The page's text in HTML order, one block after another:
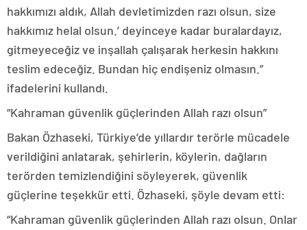
hakkımızı aldık, Allah devletimizden razı olsun, size
hakkımız helal olsun.’ deyinceye kadar buralardayız,
gitmeyeceğiz ve inşallah çalışarak herkesin hakkını
teslim edeceğiz. Bundan hiç endişeniz olmasın.”
ifadelerini kullandı.
“Kahraman güvenlik güçlerinden Allah razı olsun”
Bakan Özhaseki, Türkiye’de yıllardır terörle mücadele
verildiğini anlatarak, şehirlerin, köylerin, dağların
terörden temizlendiğini söyleyerek, güvenlik
güçlerine teşekkür etti. Özhaseki, şöyle devam etti:
“Kahraman güvenlik güçlerinden Allah razı olsun. Onlar